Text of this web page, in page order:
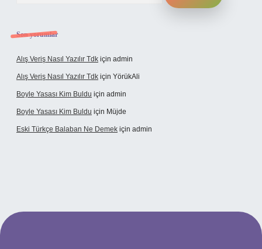
Son yorumlar
Alış Veriş Nasıl Yazılır Tdk için admin
Alış Veriş Nasıl Yazılır Tdk için YörükAli
Boyle Yasası Kim Buldu için admin
Boyle Yasası Kim Buldu için Müjde
Eski Türkçe Balaban Ne Demek için admin
casino